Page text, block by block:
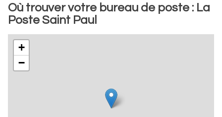
Où trouver votre bureau de poste : La
Poste Saint Paul
+
−